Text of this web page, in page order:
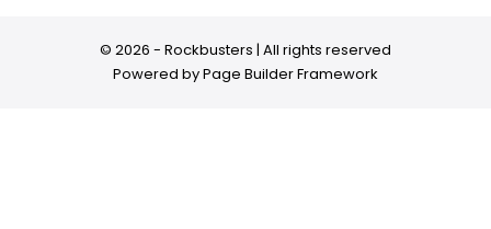
© 2026 - Rockbusters | All rights reserved
Powered byPage Builder Framework